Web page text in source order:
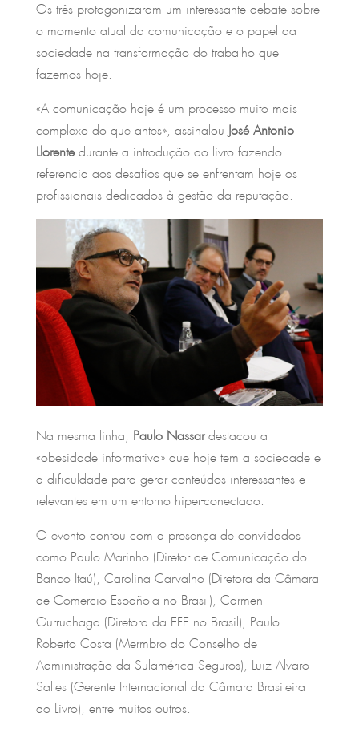
Os três protagonizaram um interessante debate sobre
o momento atual da comunicação e o papel da
sociedade na transformação do trabalho que
fazemos hoje.
«A comunicação hoje é um processo muito mais
complexo do que antes», assinalouJosé Antonio
Llorentedurante a introdução do livro fazendo
referencia aos desafios que se enfrentam hoje os
profissionais dedicados à gestão da reputação.
Na mesma linha, Paulo Nassardestacou a
«obesidade informativa» que hoje tem a sociedade e
a dificuldade para gerar conteúdos interessantes e
relevantes em um entorno hiper-conectado.
O evento contou com a presença de convidados
como Paulo Marinho (Diretor de Comunicação do
Banco Itaú), Carolina Carvalho (Diretora da Câmara
de Comercio Española no Brasil), Carmen
Gurruchaga (Diretora da EFE no Brasil), Paulo
Roberto Costa (Mermbro do Conselho de
Administração da Sulamérica Seguros), Luiz Alvaro
Salles (Gerente Internacional da Câmara Brasileira
do Livro), entre muitos outros.